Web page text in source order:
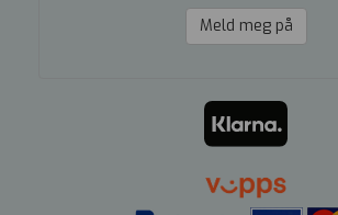
Meld meg på